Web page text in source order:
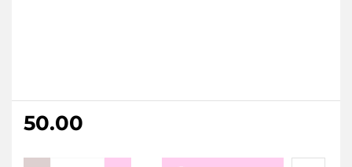
50.00